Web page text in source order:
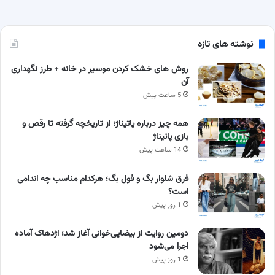
نوشته های تازه
روش های خشک کردن موسیر در خانه + طرز نگهداری
آن
5 ساعت پیش
همه چیز درباره پاتیناژ؛ از تاریخچه گرفته تا رقص و
بازی پاتیناژ
14 ساعت پیش
فرق شلوار بگ و فول بگ؛ هرکدام مناسب چه اندامی
است؟
1 روز پیش
دومین روایت از بیضایی‌خوانی آغاز شد؛ اژدهاک آماده
اجرا می‌شود
1 روز پیش